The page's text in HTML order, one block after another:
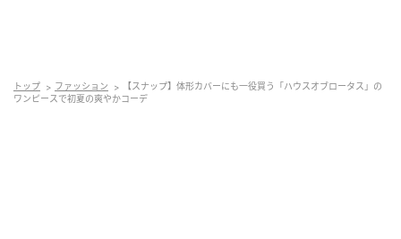
トップ ファッション
【スナップ】体形カバーにも一役買う「ハウスオブロータス」の
ワンピースで初夏の爽やかコーデ